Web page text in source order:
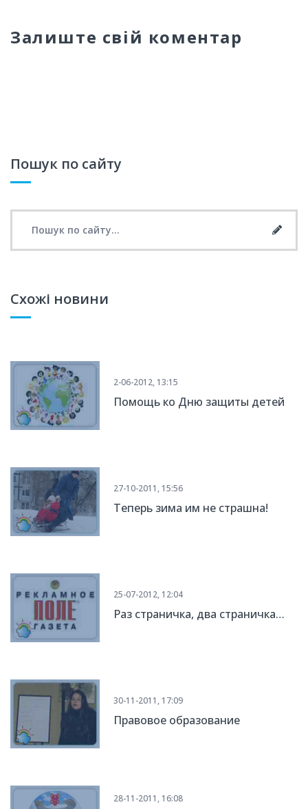
Залиште свій коментар
Пошук по сайту
Схожі новини
2-06-2012, 13:15
Помощь ко Дню защиты детей
27-10-2011, 15:56
Теперь зима им не страшна!
25-07-2012, 12:04
Раз страничка, два страничка…
30-11-2011, 17:09
Правовое образование
28-11-2011, 16:08